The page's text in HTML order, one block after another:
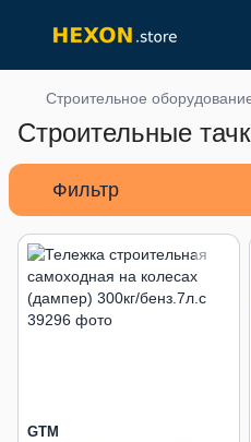
Строительное
Строительные
Фильтр
GTM